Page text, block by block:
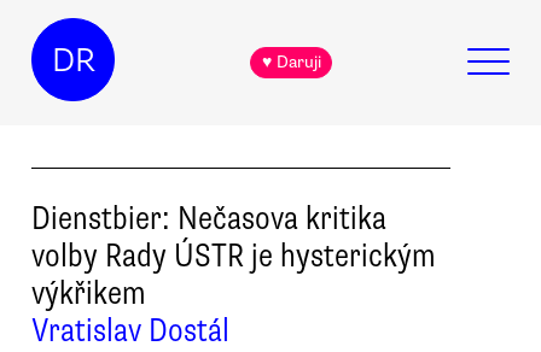
DR ♥ Daruji
Dienstbier: Nečasova kritika
volby Rady ÚSTR je hysterickým
výkřikem
Vratislav Dostál